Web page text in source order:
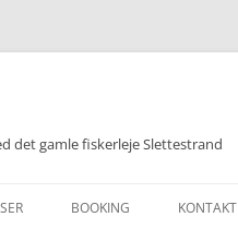
det gamle fiskerleje Slettestrand
BOOKING KONTAKT